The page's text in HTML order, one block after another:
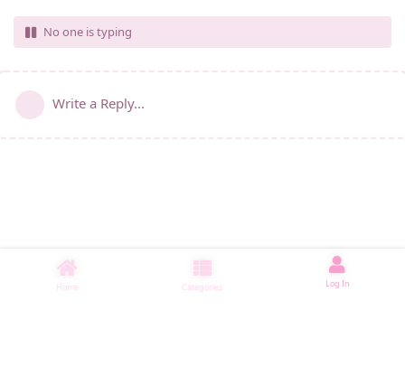
No one is typing
Write a Reply...
Home Categories Log In